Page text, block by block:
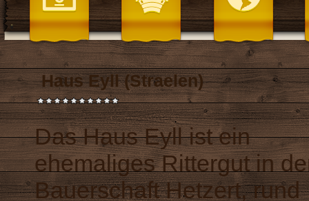
Haus Eyll (Straelen)
Das Haus Eyll ist ein
ehemaliges Rittergut in
Bauerschaft Hetzert, rund